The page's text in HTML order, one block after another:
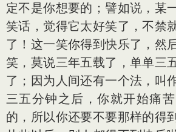
定不是你想要的；譬如说，某
笑话，觉得它太好笑了，不禁
了！这一笑你得到快乐了，然
笑，莫说三年五载了，单单三
了；因为人间还有一个法，叫
三五分钟之后，你就开始痛
的，所以你还要不要那样的得